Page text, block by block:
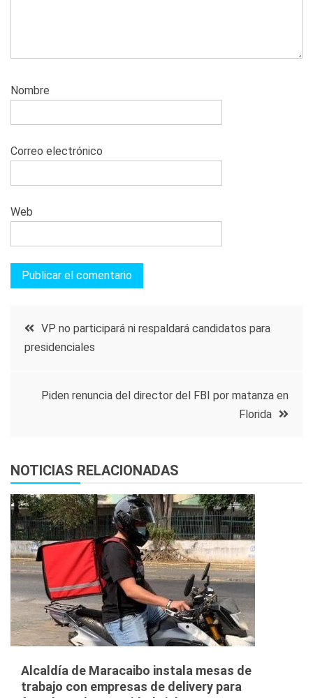
Nombre
Correo electrónico
Web
Navegación
de
entradas
VP no participará ni respaldará candidatos para
presidenciales
Piden renuncia del director del FBI por matanza en
Florida
NOTICIAS RELACIONADAS
Alcaldía de Maracaibo instala mesas de
trabajo con empresas de delivery para